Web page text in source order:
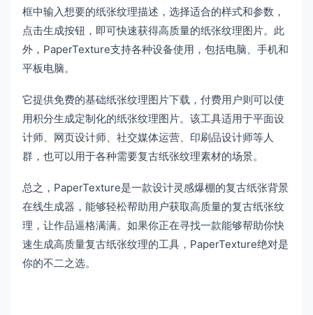
框中输入想要的纸张纹理描述，选择适合的样式和参数，
点击生成按钮，即可快速获得高质量的纸张纹理图片。此
外，PaperTexture支持各种设备使用，包括电脑、手机和
平板电脑。
它提供免费的基础纸张纹理图片下载，付费用户则可以使
用积分生成定制化的纸张纹理图片。该工具适用于平面设
计师、网页设计师、社交媒体运营、印刷品设计师等人
群，也可以用于各种需要复古纸张纹理素材的场景。
总之，PaperTexture是一款设计灵感爆棚的复古纸张背景
在线生成器，能够轻松帮助用户获取高质量的复古纸张纹
理，让作品逼格满满。如果你正在寻找一款能够帮助你快
速生成高质量复古纸张纹理的工具，PaperTexture绝对是
你的不二之选。